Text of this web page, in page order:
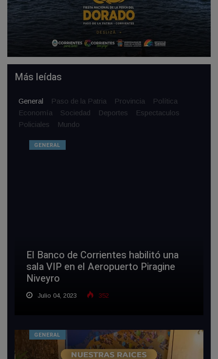
Más leídas
General Paso de la Patria Provincia
Política
Economía
Sociedad Deportes
Espectaculos
Policiales
Mundo
GENERAL
El Banco de Corrientes habilitó una
sala VIP en el Aeropuerto Piragine
Niveyro
Julio 04, 2023 352
GENERAL